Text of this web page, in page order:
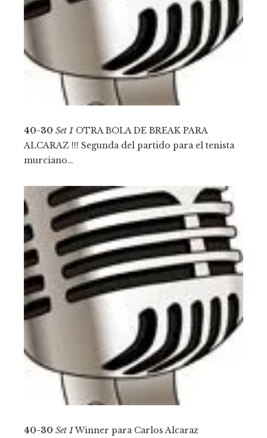
40-30 Set 1 OTRA BOLA DE BREAK PARA
ALCARAZ !!! Segunda del partido para el tenista
murciano…
40-30 Set 1Winner para Carlos Alcaraz